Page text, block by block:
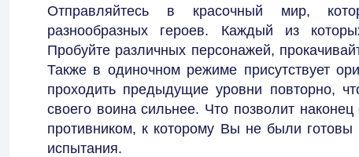
Отправляйтесь в красочный мир,
разнообразных героев. Каждый из
Пробуйте различных персонажей,
Также в одиночном режиме присутствует
проходить предыдущие уровни повторно,
своего воина сильнее. Что позволит
противником, к которому Вы не были
испытания.